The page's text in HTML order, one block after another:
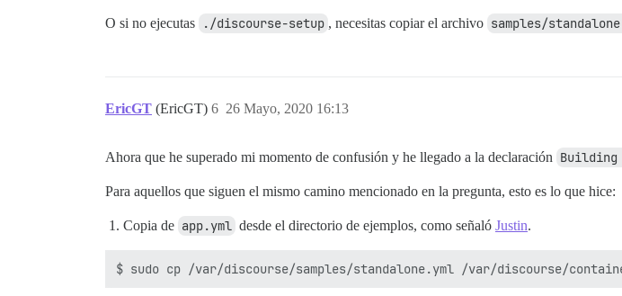
O si no ejecutas ./discourse-setup , necesitas copiar el archivo samples/
EricGT (EricGT) 26 Mayo, 2020 16:13
6
Ahora que he superado mi momento de confusión y he llegado a la declaración Building
Para aquellos que siguen el mismo camino mencionado en la pregunta, esto es lo que hice:
Copia de app.yml desde el directorio de ejemplos, como señaló Justin.